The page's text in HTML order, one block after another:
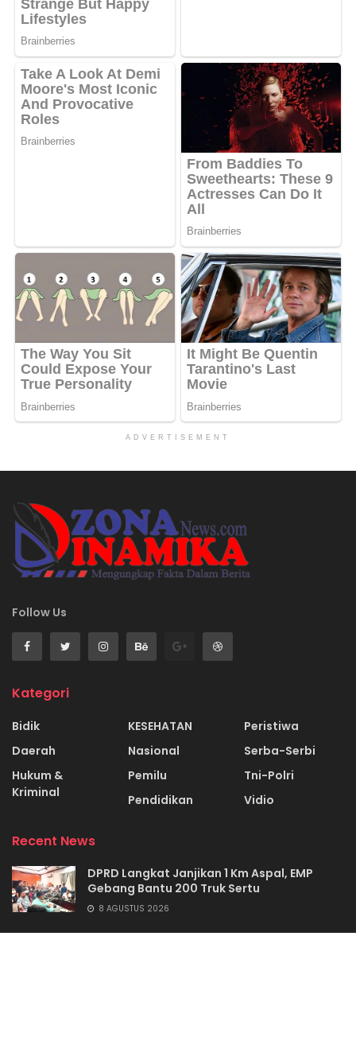
ADVERTISEMENT
Follow Us
Kategori
Bidik
Daerah
Hukum &
Kriminal
KESEHATAN
Nasional
Pemilu
Pendidikan
Peristiwa
Serba-Serbi
Tni-Polri
Vidio
Recent News
DPRD Langkat Janjikan 1 Km Aspal, EMP
Gebang Bantu 200 Truk Sertu
8 AGUSTUS 2026